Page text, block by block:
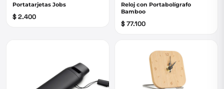
Portatarjetas Jobs
$ 2.400
Reloj con Portabolígrafo
Bamboo
$ 77.100